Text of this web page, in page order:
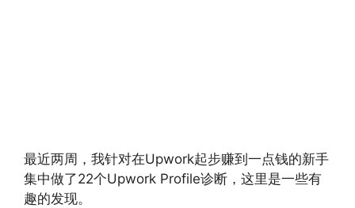
最近两周，我针对在Upwork起步赚到一点钱的新手
集中做了22个Upwork Profile诊断，这里是一些有
趣的发现。